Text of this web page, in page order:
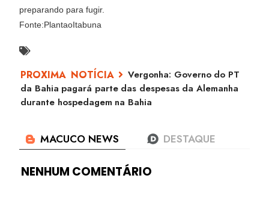
preparando para fugir.
Fonte:PlantaoItabuna
Vergonha: Governo do PT
da Bahia pagará parte das despesas da Alemanha
durante hospedagem na Bahia
NENHUM COMENTÁRIO